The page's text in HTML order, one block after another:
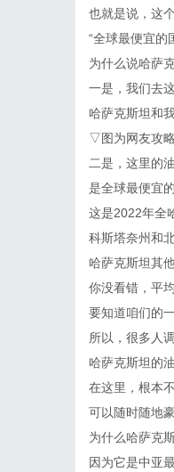
也就是说，这
“全球最便宜的
为什么说哈萨
一是，我们去
哈萨克斯坦和
▽图为网友攻略
二是，这里的
是全球最便宜
这是2022年全
科斯塔奈州和
哈萨克斯坦其
你没看错，平
要知道咱们的
所以，很多人
哈萨克斯坦的
在这里，根本
可以随时随地
为什么哈萨克
因为它是中亚